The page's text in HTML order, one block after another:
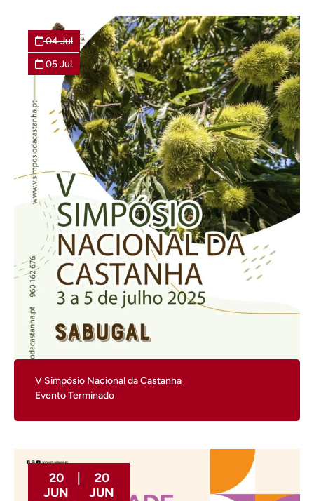
V Simpósio Nacional da Castanha
Evento Terminado
04Jul
05Jul
20
JUN
20
JUN